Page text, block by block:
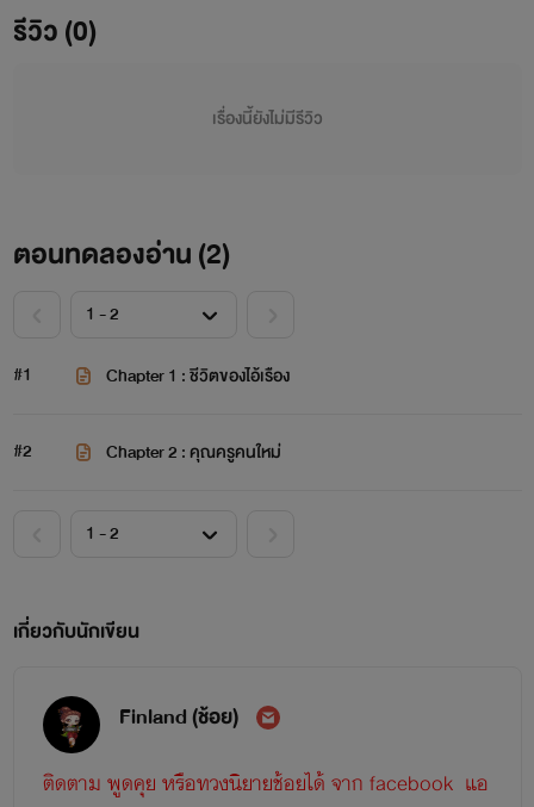
สองจึงได้มาพบกันอีกครั้ง เรื่องยุ่ง ๆ ภายในหมู่บ้านเล็ก ๆ ใน
ต่างจังหวัดก็ได้เริ่มต้นขึ้น กว่าที่ทั้งสองจะลงเอยกันต้องเจอ
หน้ามือเป็นหลังมือ เข้าไปติดตามกันได้เลยค่ะ
รีวิว (0)
เรื่องนี้ยังไม่มีรีวิว
ตอนทดลองอ่าน (2)
#1 Chapter 1 : ชีวิตของไอ้เรือง
#2 Chapter 2 : คุณครูคนใหม่
เกี่ยวกับนักเขียน
Finland (ช้อย)
ติดตาม พูดคุย หรือทวงนิยายช้อยได้ จาก facebook แอ